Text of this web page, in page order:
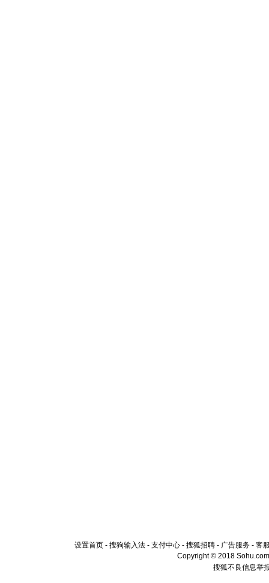
设置首页 - 搜狗输入法 - 支付中心 - 搜狐招聘 - 广告服务 - 客
Copyright © 2018
搜狐不良信息举